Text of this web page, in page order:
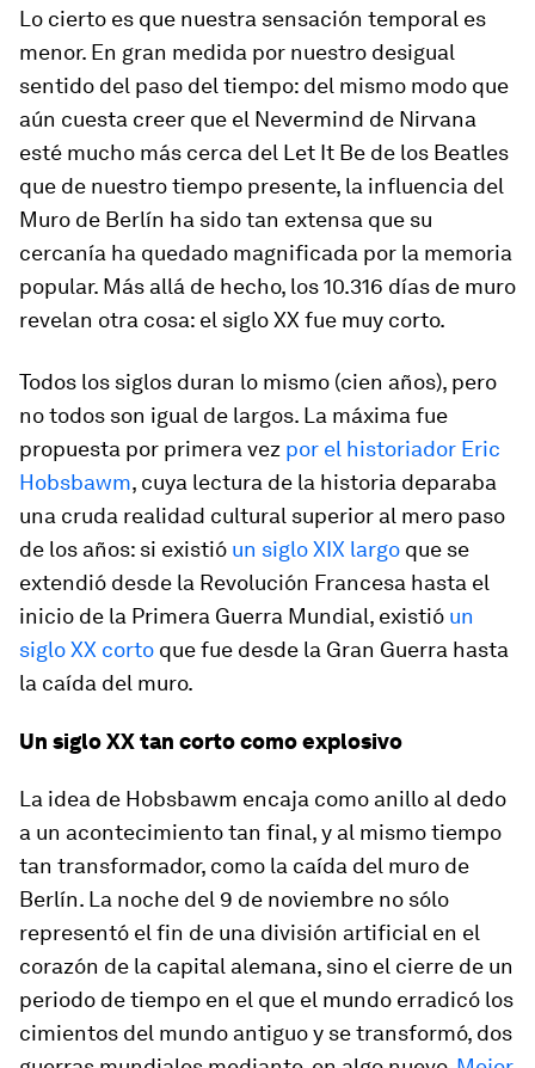
Lo cierto es que nuestra sensación temporal es
menor. En gran medida por nuestro desigual
sentido del paso del tiempo: del mismo modo que
aún cuesta creer que el Nevermind de Nirvana
esté mucho más cerca del Let It Be de los Beatles
que de nuestro tiempo presente, la influencia del
Muro de Berlín ha sido tan extensa que su
cercanía ha quedado magnificada por la memoria
popular. Más allá de hecho, los 10.316 días de muro
revelan otra cosa: el siglo XX fue muy corto.
Todos los siglos duran lo mismo (cien años), pero
no todos son igual de largos. La máxima fue
propuesta por primera vez por el historiador Eric
Hobsbawm, cuya lectura de la historia deparaba
una cruda realidad cultural superior al mero paso
de los años: si existió un siglo XIX largo que se
extendió desde la Revolución Francesa hasta el
inicio de la Primera Guerra Mundial, existió un
siglo XX corto que fue desde la Gran Guerra hasta
la caída del muro.
Un siglo XX tan corto como explosivo
La idea de Hobsbawm encaja como anillo al dedo
a un acontecimiento tan final, y al mismo tiempo
tan transformador, como la caída del muro de
Berlín. La noche del 9 de noviembre no sólo
representó el fin de una división artificial en el
corazón de la capital alemana, sino el cierre de un
periodo de tiempo en el que el mundo erradicó los
cimientos del mundo antiguo y se transformó, dos